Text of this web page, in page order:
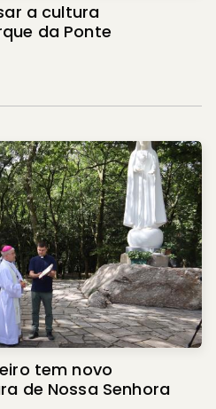
a cultura
da Ponte
tem novo
de Nossa Senhora